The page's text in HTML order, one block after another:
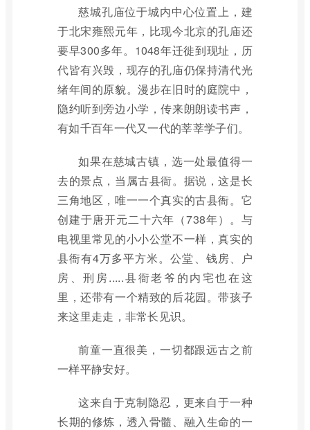
慈城孔庙位于城内中心位置上，建
于北宋雍熙元年，比现今北京的孔庙还
要早300多年。1048年迁徙到现址，历
代皆有兴毁，现存的孔庙仍保持清代光
绪年间的原貌。漫步在旧时的庭院中，
隐约听到旁边小学，传来朗朗读书声，
有如千百年一代又一代的莘莘学子们。
如果在慈城古镇，选一处最值得一
去的景点，当属古县衙。据说，这是长
三角地区，唯一一个真实的古县衙。它
创建于唐开元二十六年（738年）。与
电视里常见的小小公堂不一样，真实的
县衙有4万多平方米。公堂、钱房、户
房、刑房.....县衙老爷的内宅也在这
里，还带有一个精致的后花园。带孩子
来这里走走，非常长见识。
前童一直很美，一切都跟远古之前
一样平静安好。
这来自于克制隐忍，更来自于一种
长期的修炼，透入骨髓、融入生命的一